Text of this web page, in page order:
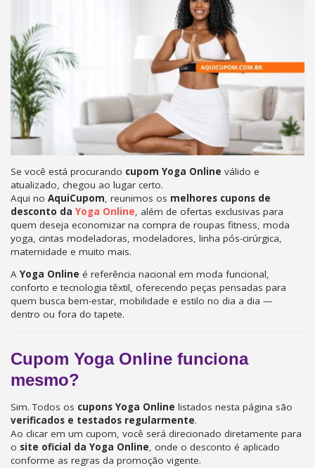
Se você está procurando cupom Yoga Online válido e
atualizado, chegou ao lugar certo.
Aqui no AquiCupom, reunimos os melhores cupons de
desconto da Yoga Online, além de ofertas exclusivas para
quem deseja economizar na compra de roupas fitness, moda
yoga, cintas modeladoras, modeladores, linha pós-cirúrgica,
maternidade e muito mais.
A Yoga Online é referência nacional em moda funcional,
conforto e tecnologia têxtil, oferecendo peças pensadas para
quem busca bem-estar, mobilidade e estilo no dia a dia —
dentro ou fora do tapete.
Cupom Yoga Online funciona
mesmo?
Sim. Todos os cupons Yoga Online listados nesta página são
verificados e testados regularmente.
Ao clicar em um cupom, você será direcionado diretamente para
o site oficial da Yoga Online, onde o desconto é aplicado
conforme as regras da promoção vigente.